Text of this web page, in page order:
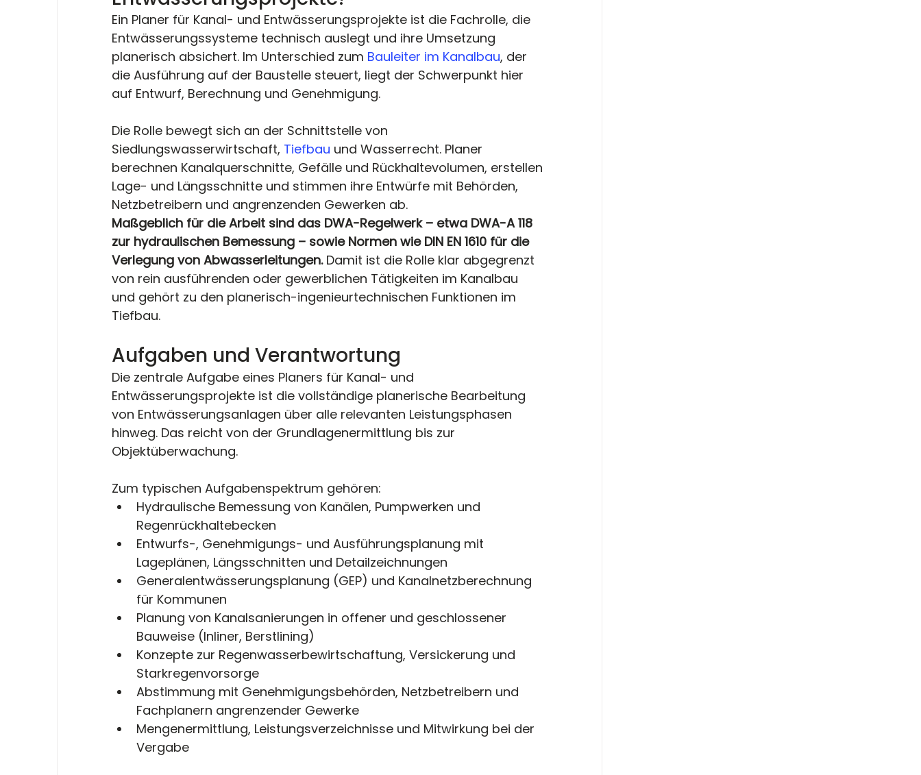
Ein Planer für Kanal- und Entwässerungsprojekte ist die Fachrolle, die
Entwässerungssysteme technisch auslegt und ihre Umsetzung
planerisch absichert. Im Unterschied zum Bauleiter im Kanalbau, der
die Ausführung auf der Baustelle steuert, liegt der Schwerpunkt hier
auf Entwurf, Berechnung und Genehmigung.
Die Rolle bewegt sich an der Schnittstelle von
Siedlungswasserwirtschaft, Tiefbau und Wasserrecht. Planer
berechnen Kanalquerschnitte, Gefälle und Rückhaltevolumen, erstellen
Lage- und Längsschnitte und stimmen ihre Entwürfe mit Behörden,
Netzbetreibern und angrenzenden Gewerken ab.
Maßgeblich für die Arbeit sind das DWA-Regelwerk – etwa DWA-A 118
zur hydraulischen Bemessung – sowie Normen wie DIN EN 1610 für die
Verlegung von Abwasserleitungen. Damit ist die Rolle klar abgegrenzt
von rein ausführenden oder gewerblichen Tätigkeiten im Kanalbau
und gehört zu den planerisch-ingenieurtechnischen Funktionen im
Tiefbau.
Aufgaben und Verantwortung
Die zentrale Aufgabe eines Planers für Kanal- und
Entwässerungsprojekte ist die vollständige planerische Bearbeitung
von Entwässerungsanlagen über alle relevanten Leistungsphasen
hinweg. Das reicht von der Grundlagenermittlung bis zur
Objektüberwachung.
Zum typischen Aufgabenspektrum gehören:
Hydraulische Bemessung von Kanälen, Pumpwerken und
Regenrückhaltebecken
Entwurfs-, Genehmigungs- und Ausführungsplanung mit
Lageplänen, Längsschnitten und Detailzeichnungen
Generalentwässerungsplanung (GEP) und Kanalnetzberechnung
für Kommunen
Planung von Kanalsanierungen in offener und geschlossener
Bauweise (Inliner, Berstlining)
Konzepte zur Regenwasserbewirtschaftung, Versickerung und
Starkregenvorsorge
Abstimmung mit Genehmigungsbehörden, Netzbetreibern und
Fachplanern angrenzender Gewerke
Mengenermittlung, Leistungsverzeichnisse und Mitwirkung bei der
Vergabe